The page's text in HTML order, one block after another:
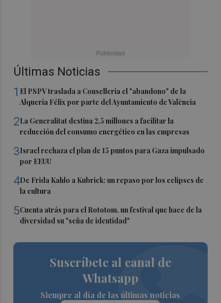
Últimas Noticias
1 El PSPV traslada a Conselleria el "abandono" de la
Alquería Félix por parte del Ayuntamiento de València
2La Generalitat destina 2,5 millones a facilitar la
reducción del consumo energético en las empresas
3Israel rechaza el plan de 15 puntos para Gaza impulsado
por EEUU
4De Frida Kahlo a Kubrick: un repaso por los eclipses de
la cultura
5Cuenta atrás para el Rototom, un festival que hace de la
diversidad su "seña de identidad"
Suscríbete al canal de
Whatsapp
Siempre al día de las últimas noticias